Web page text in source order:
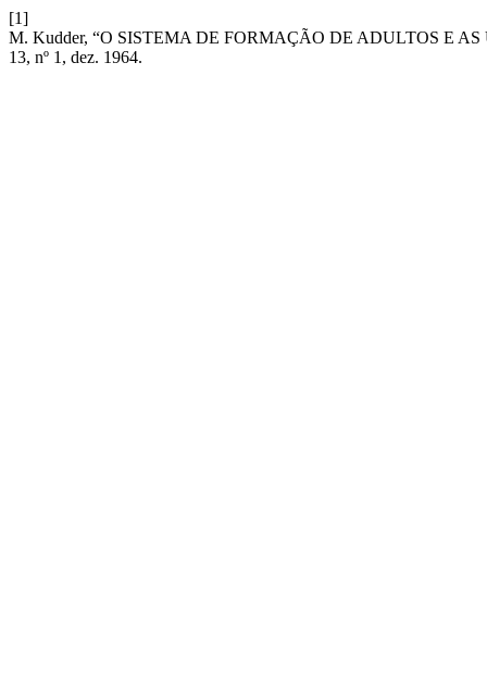
[1]
M. Kudder, “O SISTEMA DE FORMAÇÃO DE ADULTOS E
13, nº 1, dez. 1964.